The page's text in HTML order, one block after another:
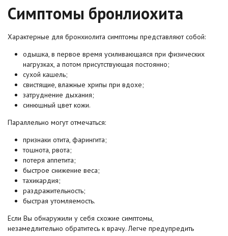
Симптомы бронлиохита
Характерные для бронхиолита симптомы представляют собой:
одышка, в первое время усиливающаяся при физических
нагрузках, а потом присутствующая постоянно;
сухой кашель;
свистящие, влажные хрипы при вдохе;
затруднение дыхания;
синюшный цвет кожи.
Параллельно могут отмечаться:
признаки отита, фарингита;
тошнота, рвота;
потеря аппетита;
быстрое снижение веса;
тахикардия;
раздражительность;
быстрая утомляемость.
Если Вы обнаружили у себя схожие симптомы,
незамедлительно обратитесь к врачу. Легче предупредить